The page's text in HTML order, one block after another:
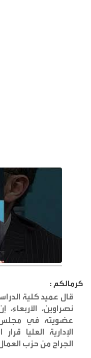
كرمالكم :
قال عميد كلية
نصراوين،
عضويته في مجلس
الإدارية العليا
الجراح من حزب